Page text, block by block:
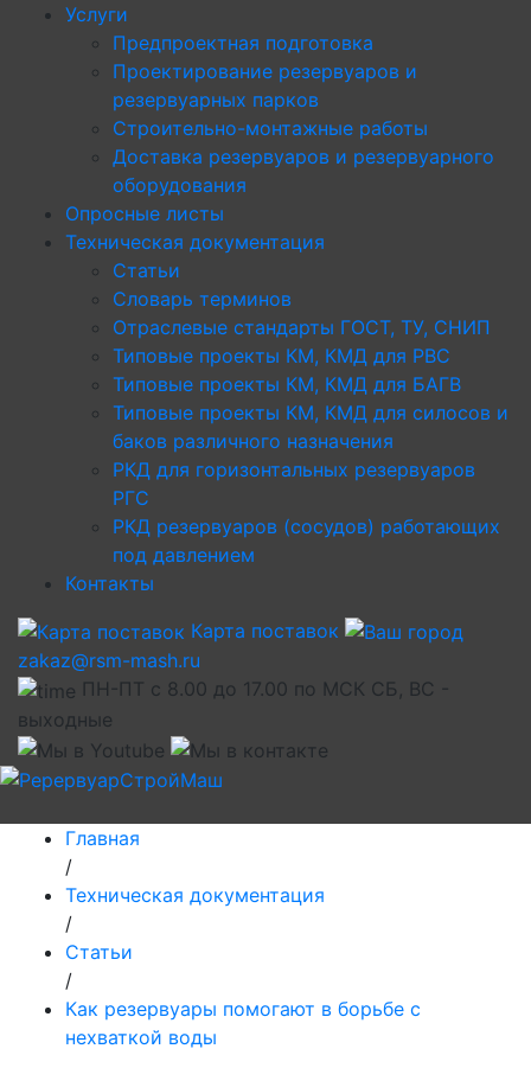
Услуги
Предпроектная подготовка
Проектирование резервуаров и
резервуарных парков
Строительно-монтажные работы
Доставка резервуаров и резервуарного
оборудования
Опросные листы
Техническая документация
Статьи
Словарь терминов
Отраслевые стандарты ГОСТ, ТУ, СНИП
Типовые проекты КМ, КМД для РВС
Типовые проекты КМ, КМД для БАГВ
Типовые проекты КМ, КМД для силосов и
баков различного назначения
РКД для горизонтальных резервуаров
РГС
РКД резервуаров (сосудов) работающих
под давлением
Контакты
Карта поставок
zakaz@rsm-mash.ru
ПН-ПТ с 8.00 до 17.00 по МСК СБ, ВС -
выходные
Главная
/
Техническая документация
/
Статьи
/
Как резервуары помогают в борьбе с
нехваткой воды